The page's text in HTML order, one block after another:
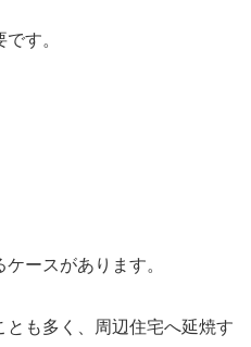
す。
ースがあります。
も多く、周辺住宅へ延焼す